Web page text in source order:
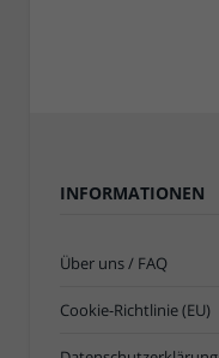
INFORMATIONEN
Über uns / FAQ
Cookie-Richtlinie (EU)